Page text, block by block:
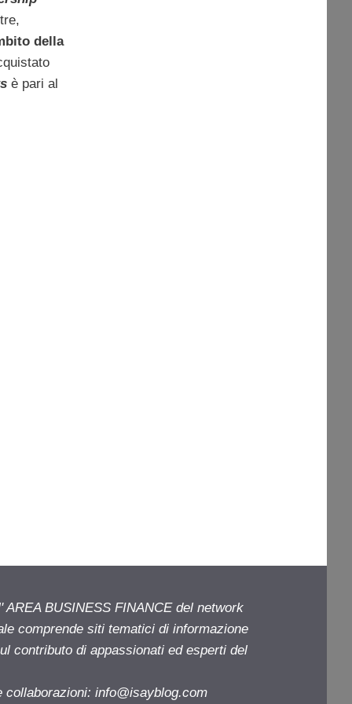
della
è pari al
BUSINESS FINANCE del network
comprende siti tematici di informazione
contributo di appassionati ed esperti del
collaborazioni: info@isayblog.com